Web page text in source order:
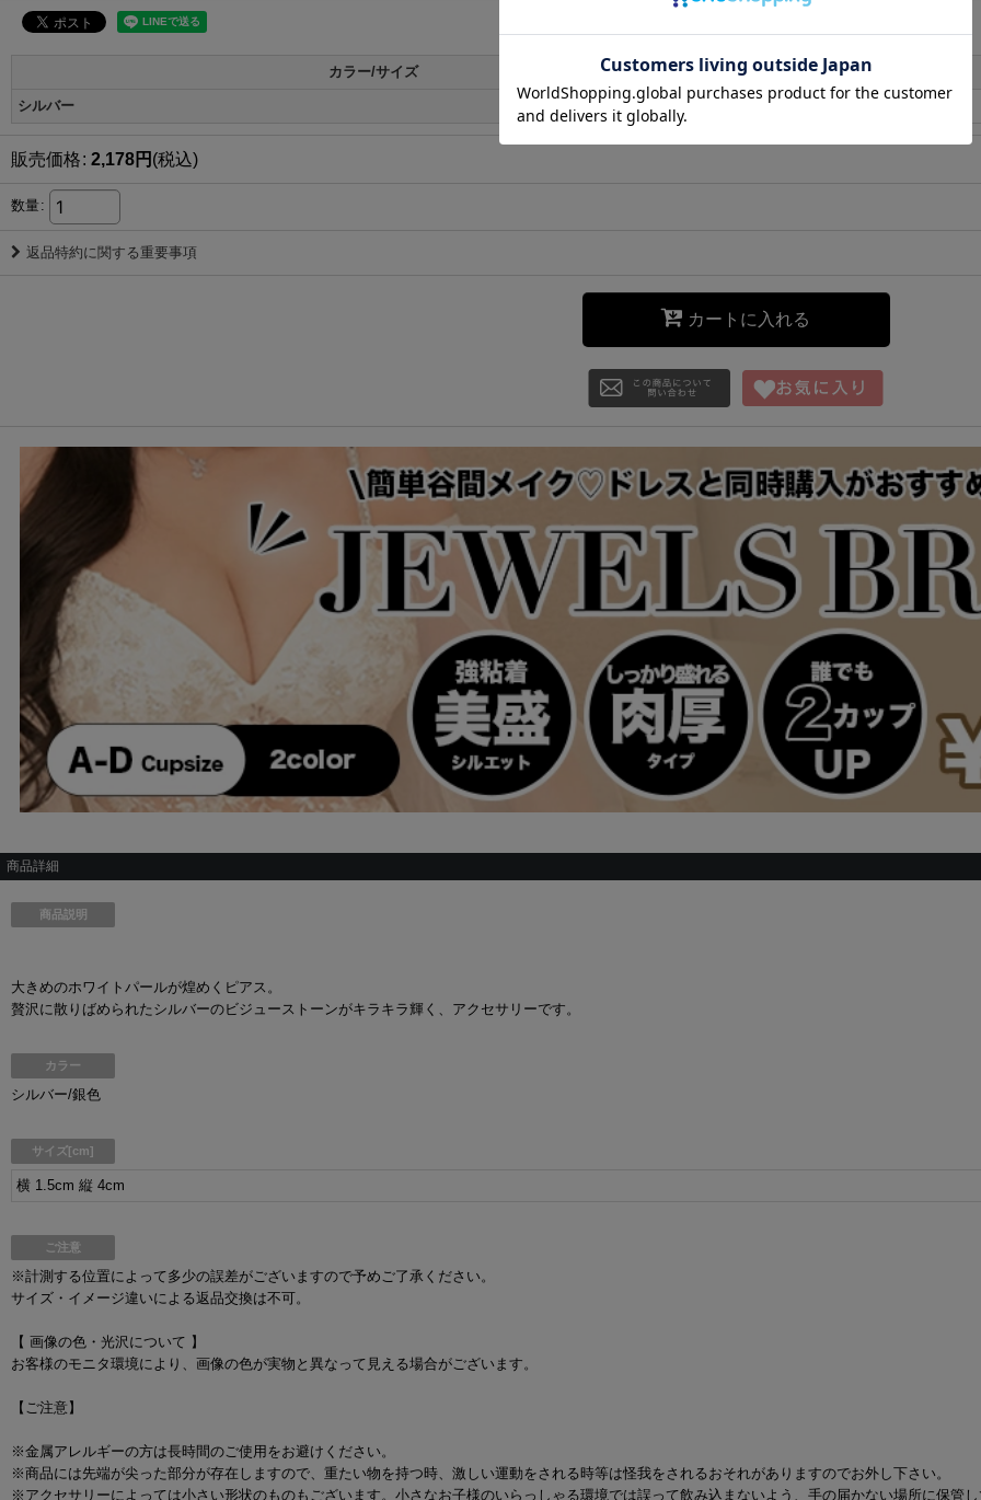
カラー/サイズ
シルバー
販売価格: 2,178円 (税込)
数量:
返品特約に関する重要事項
カートに入れる
商品詳細
商品説明
大きめのホワイトパールが煌めくピアス。
贅沢に散りばめられたシルバーのビジューストーンがキラキラ輝く、アクセサリーです。
カラー
シルバー/銀色
サイズ[cm]
横 1.5cm 縦 4cm
ご注意
※計測する位置によって多少の誤差がございますので予めご了承ください。
サイズ・イメージ違いによる返品交換は不可。
【 画像の色・光沢について 】
お客様のモニタ環境により、画像の色が実物と異なって見える場合がございます。
【ご注意】
※金属アレルギーの方は長時間のご使用をお避けください。
※商品には先端が尖った部分が存在しますので、重たい物を持つ時、激しい運動をされる時等は怪我をされるおそれがありますのでお外し下さい。
※アクセサリーによっては小さい形状のものもございます。小さなお子様のいらっしゃる環境では誤って飲み込まないよう、手の届かない場所に保管